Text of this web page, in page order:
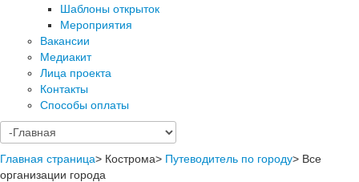
Шаблоны открыток
Мероприятия
Вакансии
Медиакит
Лица проекта
Контакты
Способы оплаты
Главная страница> Кострома> Путеводитель по городу> Все
организации города